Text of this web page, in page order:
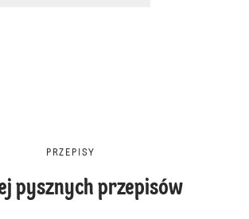
PRZEPISY
pysznych przepisów